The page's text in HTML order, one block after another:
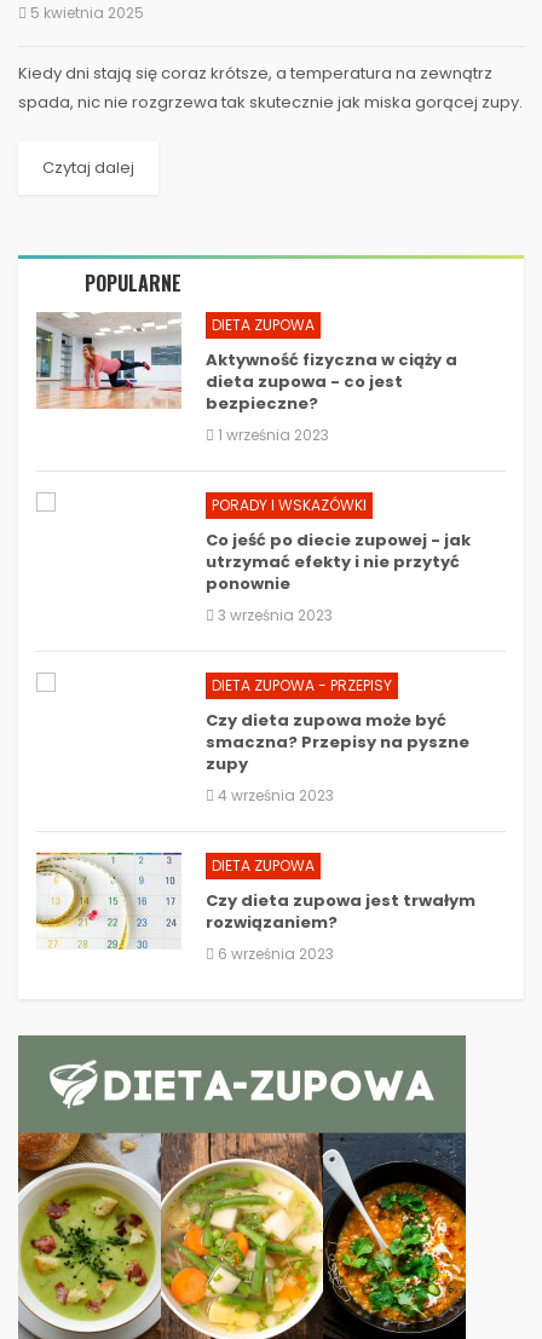
5 kwietnia 2025
Kiedy dni stają się coraz krótsze, a temperatura na zewnątrz
spada, nic nie rozgrzewa tak skutecznie jak miska gorącej zupy.
Czytaj dalej
POPULARNE
DIETA ZUPOWA
Aktywność fizyczna w ciąży a
dieta zupowa - co jest
bezpieczne?
1 września 2023
PORADY I WSKAZÓWKI
Co jeść po diecie zupowej - jak
utrzymać efekty i nie przytyć
ponownie
3 września 2023
DIETA ZUPOWA - PRZEPISY
Czy dieta zupowa może być
smaczna? Przepisy na pyszne
zupy
4 września 2023
DIETA ZUPOWA
Czy dieta zupowa jest trwałym
rozwiązaniem?
6 września 2023